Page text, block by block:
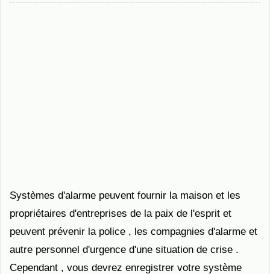
Systèmes d'alarme peuvent fournir la maison et les
propriétaires d'entreprises de la paix de l'esprit et
peuvent prévenir la police , les compagnies d'alarme et
autre personnel d'urgence d'une situation de crise .
Cependant , vous devrez enregistrer votre système